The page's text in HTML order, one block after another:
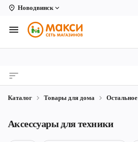
Новодвинск
Вологда
Архангельск
Киров
Коряжма
Каталог Товары для дома Остальное
Аксессуары для техники